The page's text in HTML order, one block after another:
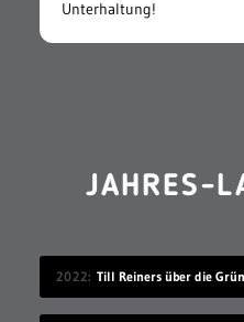
Unterhaltung!
JAHRES-
2022 Till Reiners über die